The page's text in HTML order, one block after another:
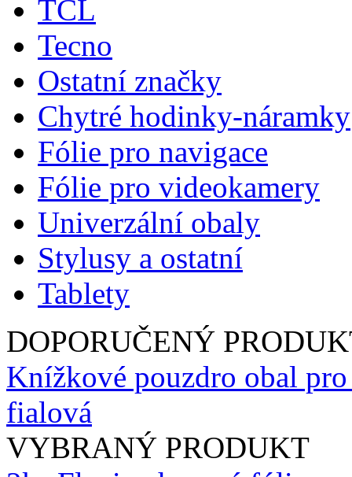
TCL
Tecno
Ostatní značky
Chytré hodinky-náramky
Fólie pro navigace
Fólie pro videokamery
Univerzální obaly
Stylusy a ostatní
Tablety
DOPORUČENÝ
Knížkové pouzdro obal
fialová
VYBRANÝ PRODUKT